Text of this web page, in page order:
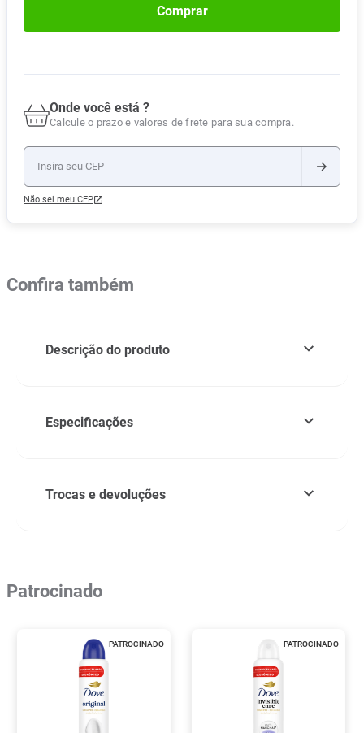
Comprar
Onde você está ?
Calcule o prazo e valores de frete para sua compra.
Não sei meu CEP
Confira também
Descrição do produto
Especificações
Trocas e devoluções
Patrocinado
PATROCINADO PATROCINADO